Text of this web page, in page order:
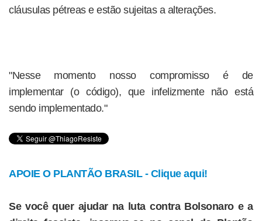
cláusulas pétreas e estão sujeitas a alterações.
"Nesse momento nosso compromisso é de
implementar (o código), que infelizmente não está
sendo implementado."
APOIE O PLANTÃO BRASIL - Clique aqui!
Se você quer ajudar na luta contra Bolsonaro e a